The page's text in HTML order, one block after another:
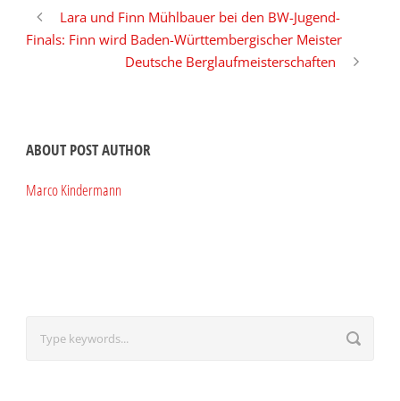
Lara und Finn Mühlbauer bei den BW-Jugend-
Finals: Finn wird Baden-Württembergischer Meister
Deutsche Berglaufmeisterschaften
ABOUT POST AUTHOR
Marco Kindermann